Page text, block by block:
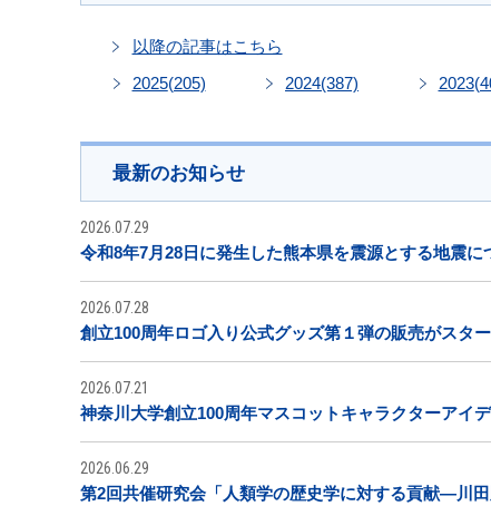
以降の記事はこちら
2025(205) 2024(387) 2023
最新のお知らせ
2026.07.29
令和8年7月28日に発生した熊本県を震源とする地震
2026.07.28
創立100周年ロゴ入り公式グッズ第１弾の販売がスター
2026.07.21
神奈川大学創立100周年マスコットキャラクターアイ
2026.06.29
第2回共催研究会「人類学の歴史学に対する貢献―川田